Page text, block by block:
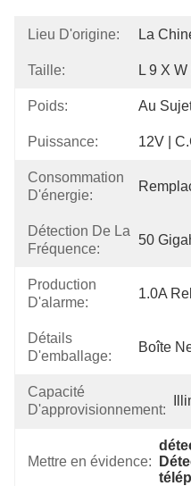
Lieu D'origine: La
Taille: L 9 X
Poids: Au
Puissance: 12V |
Consommation
D'énergie:
Détection De La
Fréquence:
50
Production
D'alarme:
1.0A
Détails
D'emballage:
Boîte
Capacité
D'approvisionnement:
Mettre en évidence: